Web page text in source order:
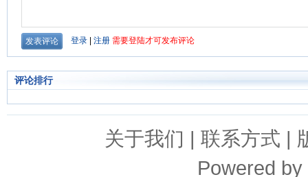
评论排行
关于我们 | 联系方式 |
Powered by